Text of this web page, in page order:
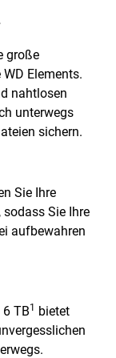
große
Elements.
nahtlosen
unterwegs
sichern.
Sie Ihre
Sie Ihre
aufbewahren
TB1
bietet